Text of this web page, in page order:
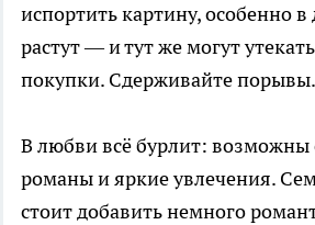
испортить картину, особенно
растут — и тут же могут
покупки. Сдерживайте порывы.
В любви всё бурлит: возможны
романы и яркие увлечения.
стоит добавить немного